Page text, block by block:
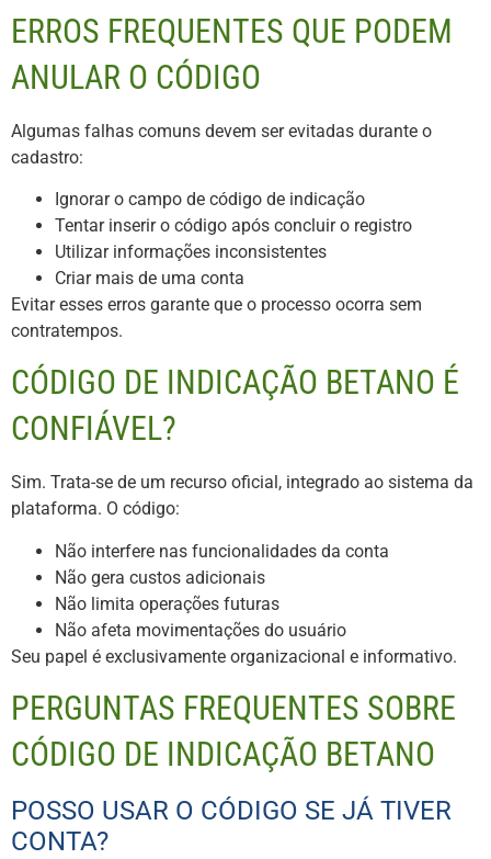
ERROS FREQUENTES QUE PODEM
ANULAR O CÓDIGO
Algumas falhas comuns devem ser evitadas durante o
cadastro:
Ignorar o campo de código de indicação
Tentar inserir o código após concluir o registro
Utilizar informações inconsistentes
Criar mais de uma conta
Evitar esses erros garante que o processo ocorra sem
contratempos.
CÓDIGO DE INDICAÇÃO BETANO É
CONFIÁVEL?
Sim. Trata-se de um recurso oficial, integrado ao sistema da
plataforma. O código:
Não interfere nas funcionalidades da conta
Não gera custos adicionais
Não limita operações futuras
Não afeta movimentações do usuário
Seu papel é exclusivamente organizacional e informativo.
PERGUNTAS FREQUENTES SOBRE
CÓDIGO DE INDICAÇÃO BETANO
POSSO USAR O CÓDIGO SE JÁ TIVER
CONTA?